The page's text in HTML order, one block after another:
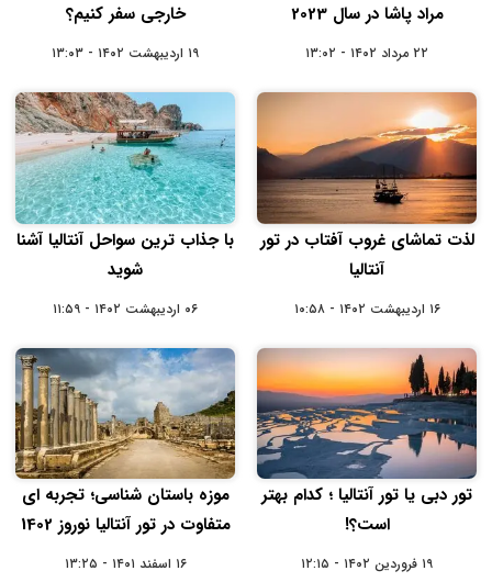
مراد پاشا در سال 2023
۲۲ مرداد ۱۴۰۲ - ۱۳:۰۲
خارجی سفر کنیم؟
۱۹ اردیبهشت ۱۴۰۲ - ۱۳:۰۳
لذت تماشای غروب آفتاب در تور
آنتالیا
۱۶ اردیبهشت ۱۴۰۲ - ۱۰:۵۸
با جذاب ترین سواحل آنتالیا آشنا
شوید
۰۶ اردیبهشت ۱۴۰۲ - ۱۱:۵۹
تور دبی یا تور آنتالیا ؛ کدام بهتر
است؟!
۱۹ فروردین ۱۴۰۲ - ۱۲:۱۵
موزه باستان شناسی؛ تجربه ای
متفاوت در تور آنتالیا نوروز 1402
۱۶ اسفند ۱۴۰۱ - ۱۳:۲۵